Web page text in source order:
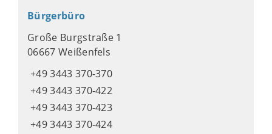
Bürgerbüro
Große Burgstraße 1
06667 Weißenfels
+49 3443 370-370
+49 3443 370-422
+49 3443 370-423
+49 3443 370-424